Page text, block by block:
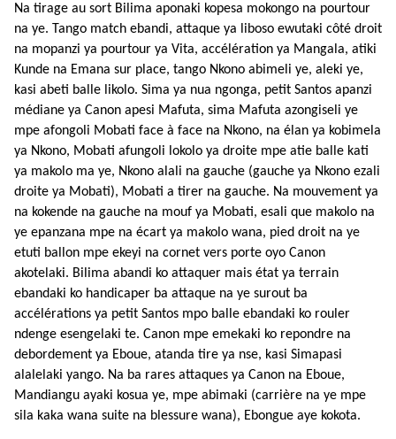
Na tirage au sort Bilima aponaki kopesa mokongo na pourtour
na ye. Tango match ebandi, attaque ya liboso ewutaki côté droit
na mopanzi ya pourtour ya Vita, accélération ya Mangala, atiki
Kunde na Emana sur place, tango Nkono abimeli ye, aleki ye,
kasi abeti balle likolo. Sima ya nua ngonga, petit Santos apanzi
médiane ya Canon apesi Mafuta, sima Mafuta azongiseli ye
mpe afongoli Mobati face à face na Nkono, na élan ya kobimela
ya Nkono, Mobati afungoli lokolo ya droite mpe atie balle kati
ya makolo ma ye, Nkono alali na gauche (gauche ya Nkono ezali
droite ya Mobati), Mobati a tirer na gauche. Na mouvement ya
na kokende na gauche na mouf ya Mobati, esali que makolo na
ye epanzana mpe na écart ya makolo wana, pied droit na ye
etuti ballon mpe ekeyi na cornet vers porte oyo Canon
akotelaki. Bilima abandi ko attaquer mais état ya terrain
ebandaki ko handicaper ba attaque na ye surout ba
accélérations ya petit Santos mpo balle ebandaki ko rouler
ndenge esengelaki te. Canon mpe emekaki ko repondre na
debordement ya Eboue, atanda tire ya nse, kasi Simapasi
alalelaki yango. Na ba rares attaques ya Canon na Eboue,
Mandiangu ayaki kosua ye, mpe abimaki (carrière na ye mpe
sila kaka wana suite na blessure wana), Ebongue aye kokota.